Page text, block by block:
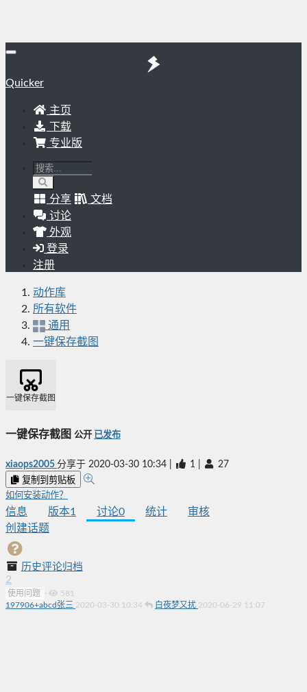
Quicker
主页
下载
专业版
分享
文档
讨论
外观
登录
注册
动作库
所有软件
通用
一键保存截图
一键保存截图
一键保存截图 公开 已发布
xiaops2005 分享于 2020-03-30 10:34 1 27
复制到剪贴板
如何安装动作？
信息 版本1 讨论0 统计
审核
创建话题
历史评论归档
2
使用问题 ·
581
197906+abcd张三 2020-03-30 10:34 白夜梦又扰 2020-06-29 11:07